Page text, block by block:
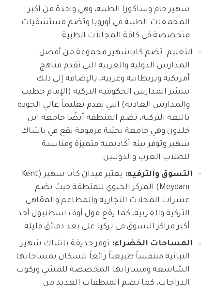
شهير جام وساكورا الطبية، وهي واحدة من أكبر
المجمعات الطبية في أوروبا وتضم مستشفيات
متخصصة في كافة المجالات الطبية.
التعليم: تضم كاياشهير مجموعة من أفضل
المدارس الدولية والعربية التي تقدم مناهج
أمريكية وبريطانية وعربية، بالإضافة إلى ذلك
تنتشر المدارس الحكومية التركية (الإمام خطيب
والمدارس العادية) التي تقدم تعليماً عالي الجودة
باللغة التركية، تضم المنطقة أيضًا جامعة ابن
خلدون وهي جامعة بحثية مرموقة تقع في باشاك
شهير وتوفر بيئة أكاديمية متميزة ومناسبة
للطلاب العرب والدوليين.
التسوق والترفيه:
يعتبر ميدان كايا شهير (Kent
Meydanı) المركز الحيوي للمنطقة حيث يضم
عشرات المحلات التجارية والمطاعم والمقاهي
التركية والعربية، كما يقع مول أوف اسطنبول أحد
أكبر مراكز التسوق في تركيا على بعد دقائق قليلة.
المساحات الخضراء: توفر حديقة باشاك شهير
النباتية متنفساً طبيعياً رائعاً للسكان بمساحاتها
الشاسعة ومساراتها المخصصة للمشي وركوب
الدراجات، كما تضم المنطقات العديد من